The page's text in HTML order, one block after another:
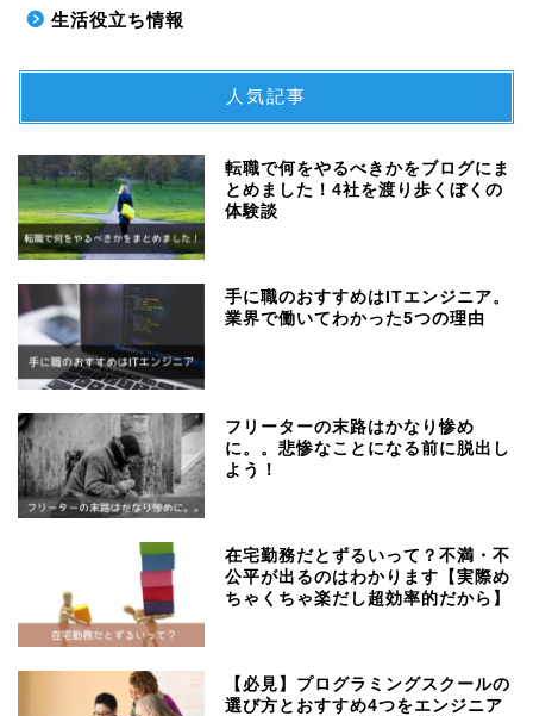
生活役立ち情報
人気記事
転職で何をやるべきかをブログにま
とめました！4社を渡り歩くぼくの
体験談
手に職のおすすめはITエンジニア。
業界で働いてわかった5つの理由
フリーターの末路はかなり惨め
に。。悲惨なことになる前に脱出し
よう！
在宅勤務だとずるいって？不満・不
公平が出るのはわかります【実際め
ちゃくちゃ楽だし超効率的だから】
【必見】プログラミングスクールの
選び方とおすすめ4つをエンジニア